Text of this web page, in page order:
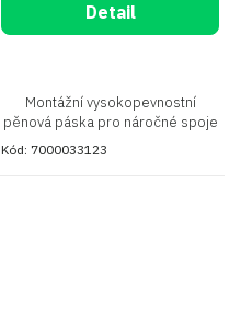
Detail
Montážní vysokopevnostní
pěnová páska pro náročné spoje
Kód: 7000033123